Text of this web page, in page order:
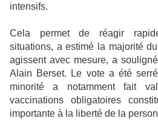
intensifs.
Cela permet de réagir
situations, a estimé la majorité
agissent avec mesure, a
Alain Berset. Le vote a été
minorité a notamment fait
vaccinations obligatoires
importante à la liberté de la